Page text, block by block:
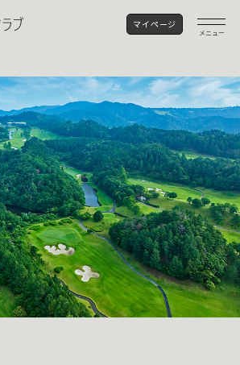
メニュー
マイページ